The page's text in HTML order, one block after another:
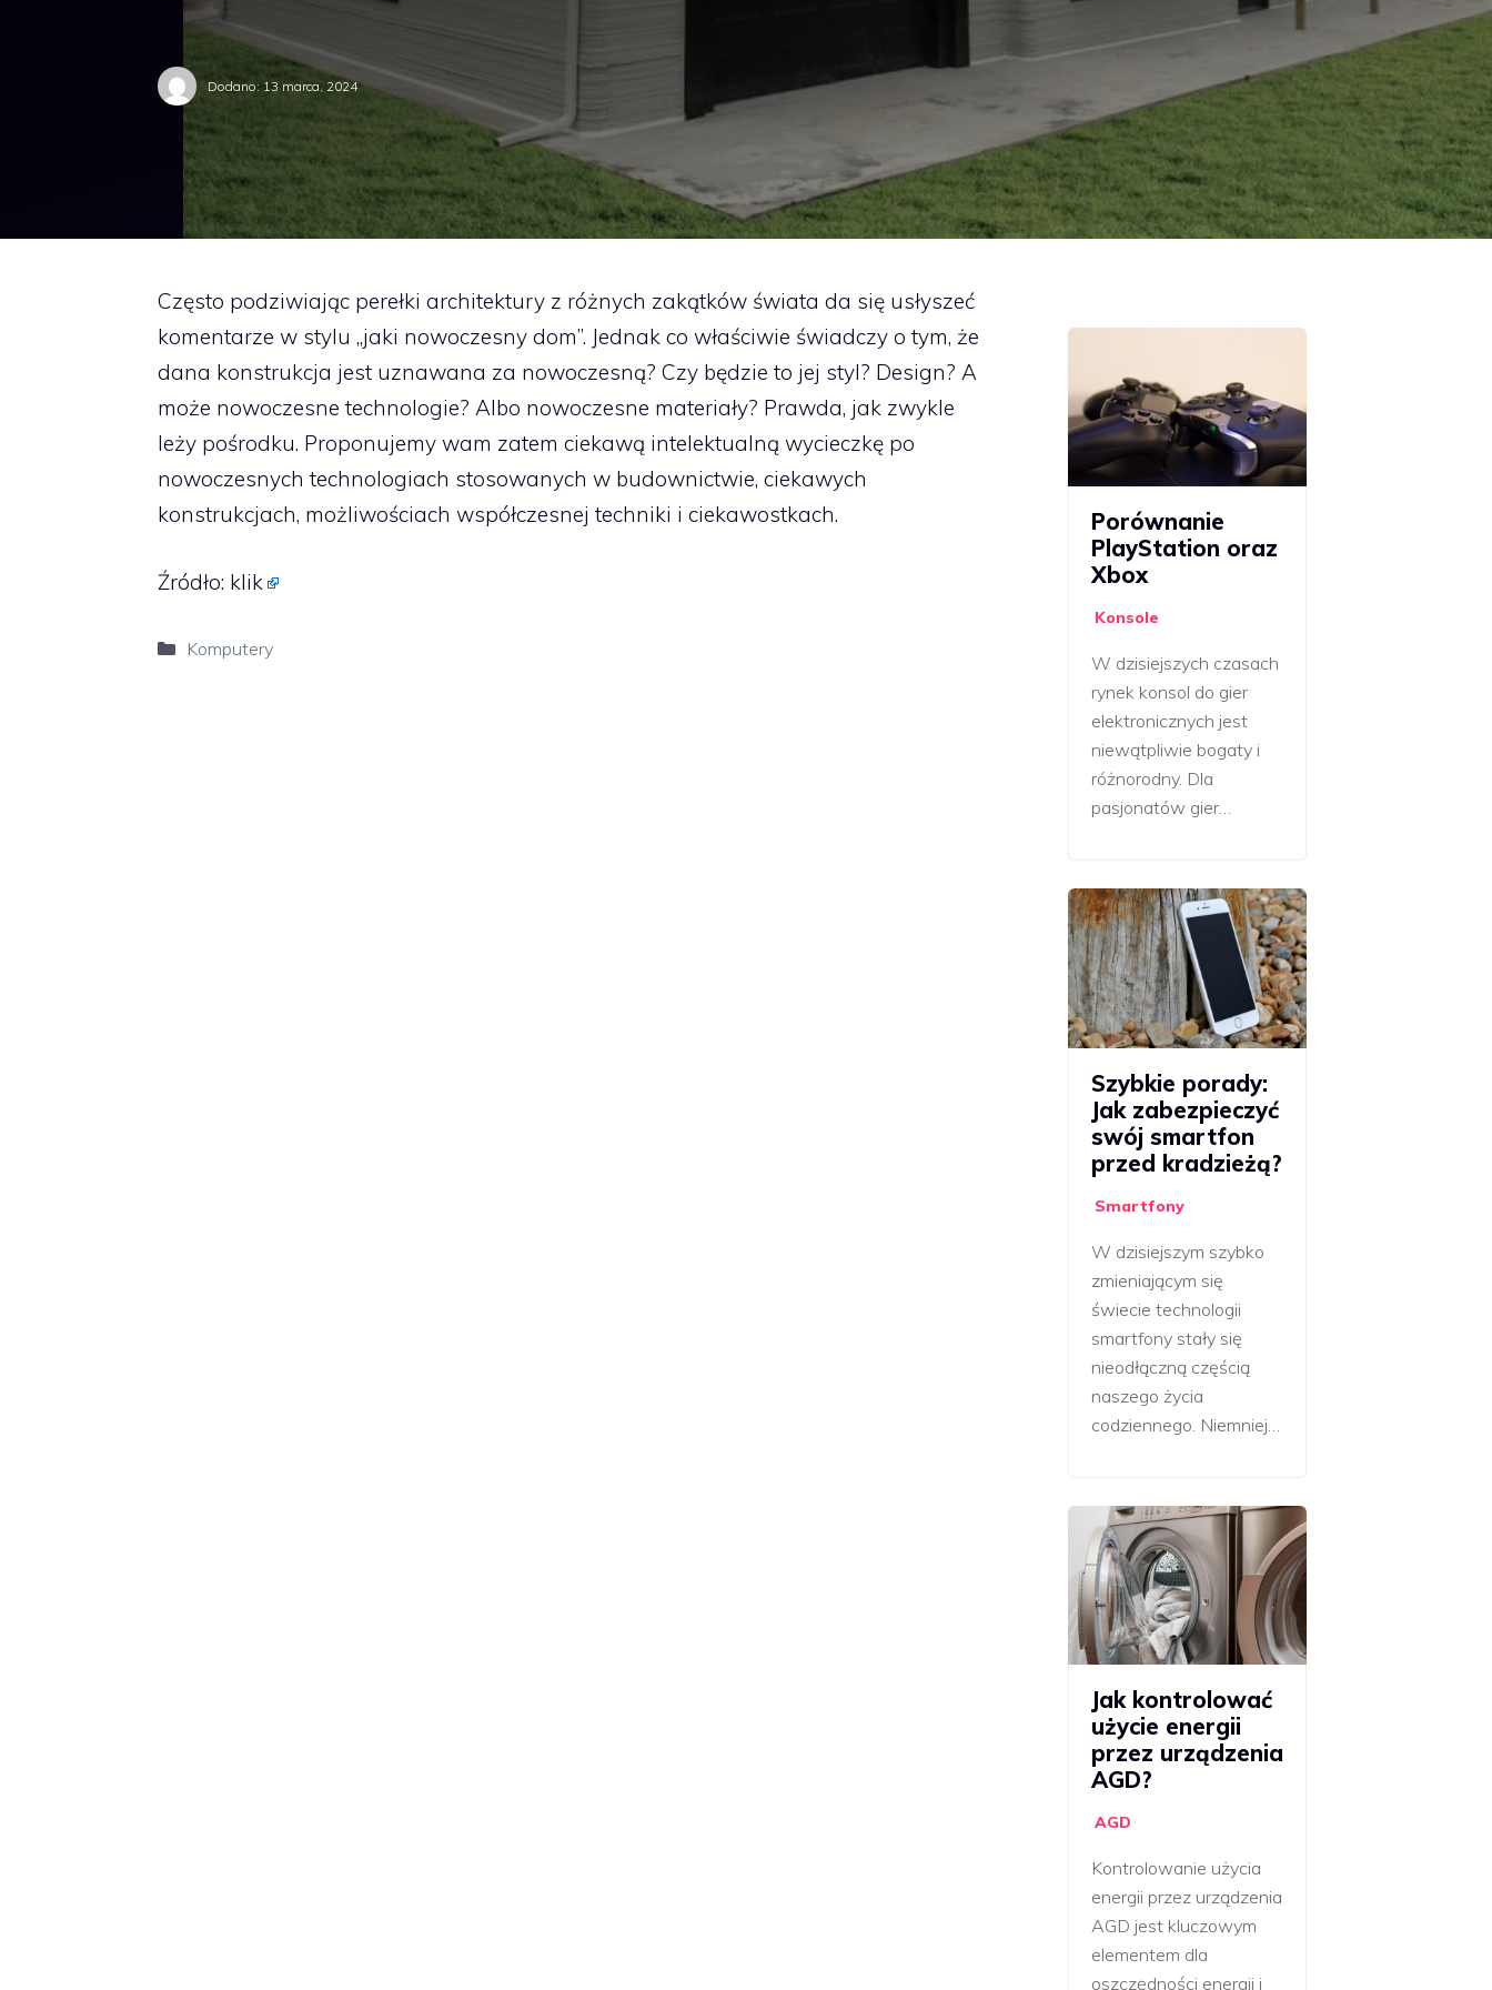
Dodano: 13 marca, 2024
Często podziwiając perełki architektury z różnych zakątków świata da się usłyszeć
komentarze w stylu „jaki nowoczesny dom”. Jednak co właściwie świadczy o tym, że
dana konstrukcja jest uznawana za nowoczesną? Czy będzie to jej styl? Design? A
może nowoczesne technologie? Albo nowoczesne materiały? Prawda, jak zwykle
leży pośrodku. Proponujemy wam zatem ciekawą intelektualną wycieczkę po
nowoczesnych technologiach stosowanych w budownictwie, ciekawych
konstrukcjach, możliwościach współczesnej techniki i ciekawostkach.
Źródło: klik
Kategorie
Komputery
Porównanie
PlayStation oraz
Xbox
Konsole
W dzisiejszych czasach
rynek konsol do gier
elektronicznych jest
niewątpliwie bogaty i
różnorodny. Dla
pasjonatów gier…
Szybkie porady:
Jak zabezpieczyć
swój smartfon
przed kradzieżą?
Smartfony
W dzisiejszym szybko
zmieniającym się
świecie technologii
smartfony stały się
nieodłączną częścią
naszego życia
codziennego. Niemniej…
Jak kontrolować
użycie energii
przez urządzenia
AGD?
AGD
Kontrolowanie użycia
energii przez urządzenia
AGD jest kluczowym
elementem dla
oszczędności energii i